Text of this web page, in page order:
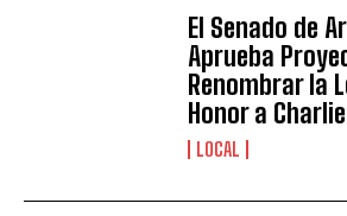
El Senado de
Aprueba
Renombrar la
Honor a
LOCAL